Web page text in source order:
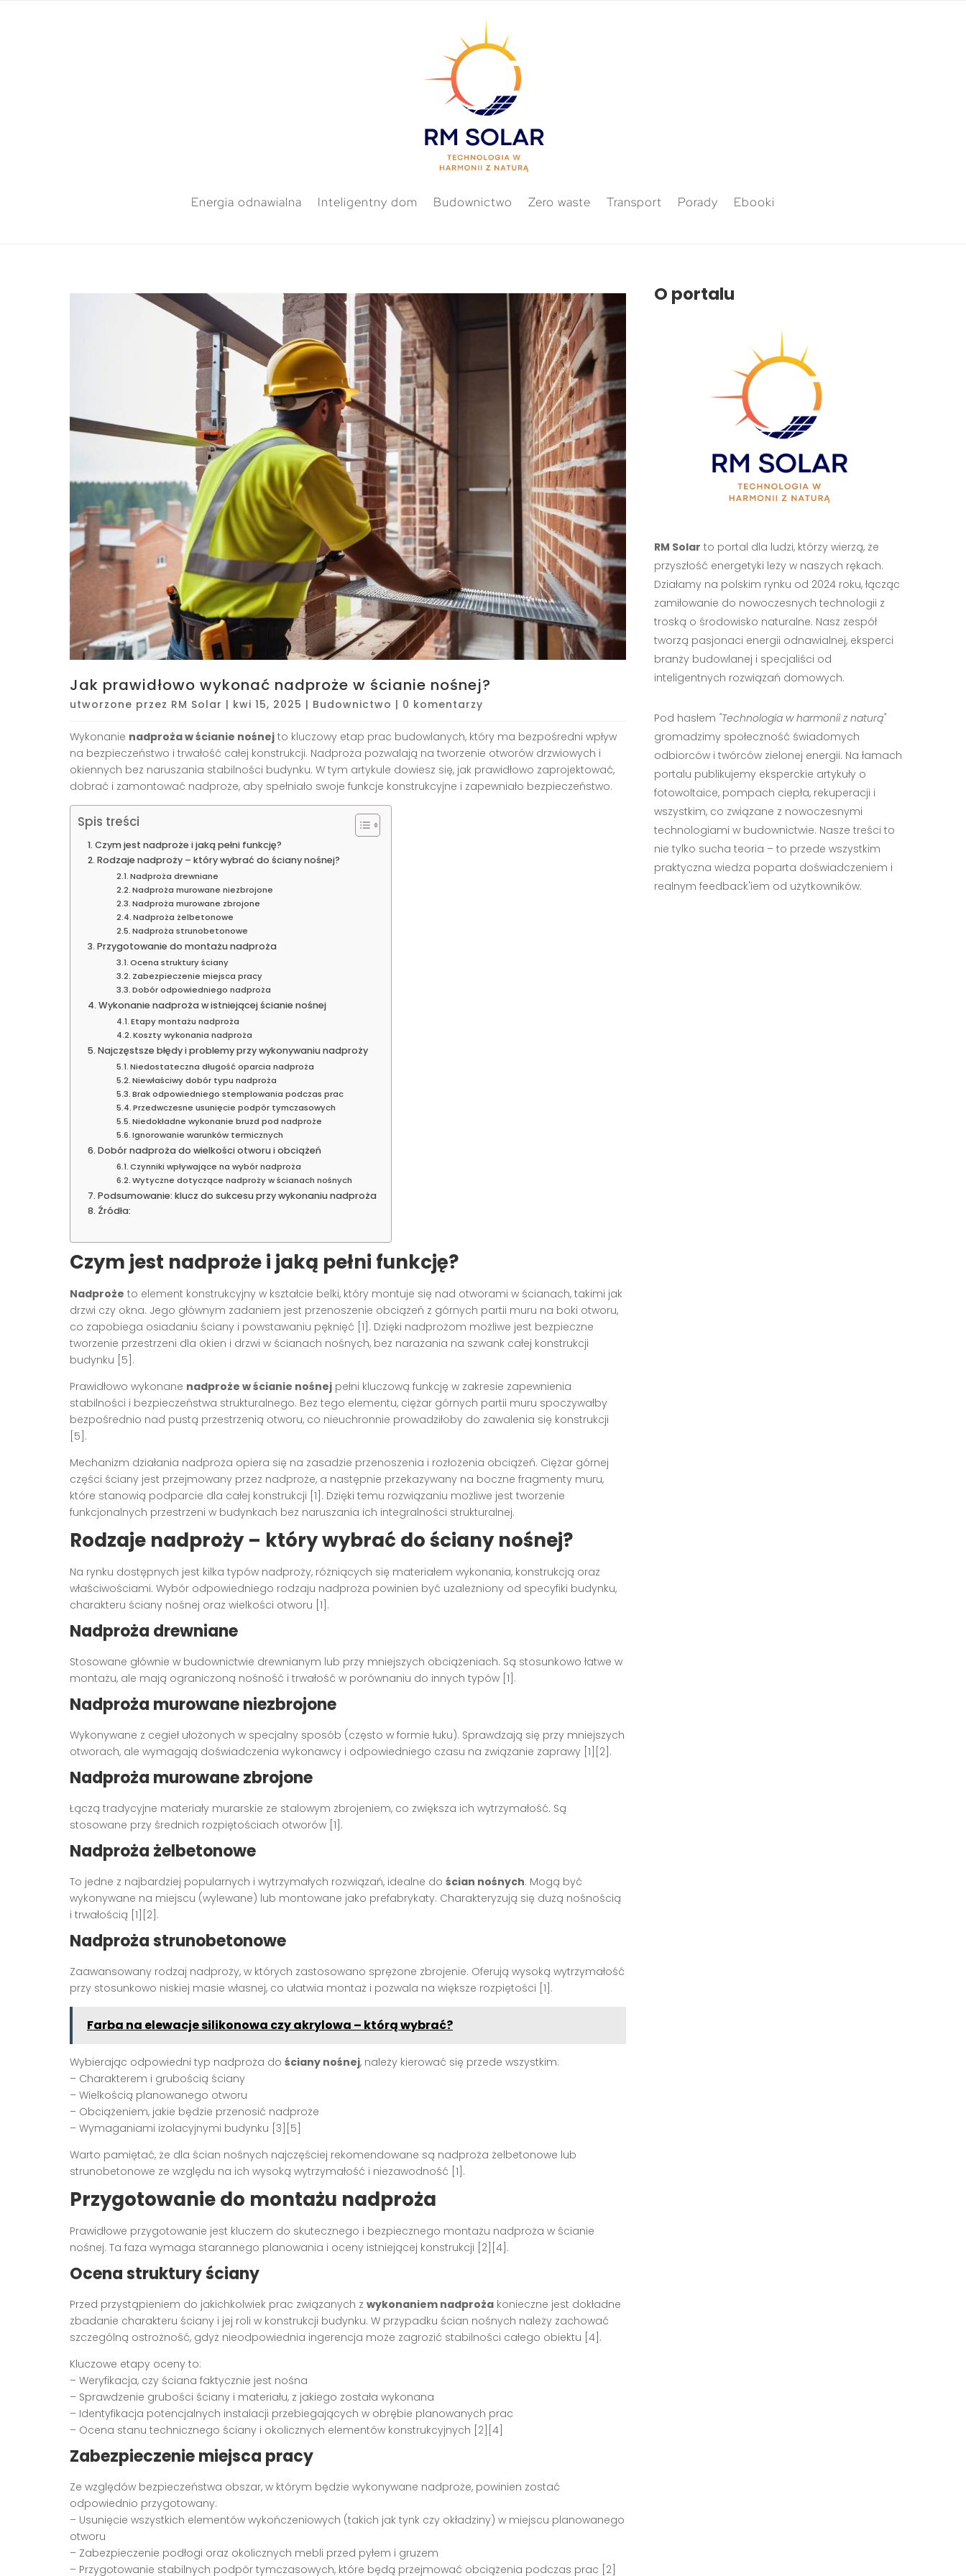
Energia odnawialna Inteligentny dom Budownictwo Zero waste Transport Porady Ebooki
Jak prawidłowo wykonać nadproże w ścianie nośnej?
utworzone przez RM Solar | kwi 15, 2025 | Budownictwo | 0 komentarzy
Wykonanie nadproża w ścianie nośnej to kluczowy etap prac budowlanych, który ma bezpośredni wpływ
na bezpieczeństwo i trwałość całej konstrukcji. Nadproża pozwalają na tworzenie otworów drzwiowych i
okiennych bez naruszania stabilności budynku. W tym artykule dowiesz się, jak prawidłowo zaprojektować,
dobrać i zamontować nadproże, aby spełniało swoje funkcje konstrukcyjne i zapewniało bezpieczeństwo.
Spis treści
Czym jest nadproże i jaką pełni funkcję?
Rodzaje nadproży – który wybrać do ściany nośnej?
Nadproża drewniane
Nadproża murowane niezbrojone
Nadproża murowane zbrojone
Nadproża żelbetonowe
Nadproża strunobetonowe
Przygotowanie do montażu nadproża
Ocena struktury ściany
Zabezpieczenie miejsca pracy
Dobór odpowiedniego nadproża
Wykonanie nadproża w istniejącej ścianie nośnej
Etapy montażu nadproża
Koszty wykonania nadproża
Najczęstsze błędy i problemy przy wykonywaniu nadproży
Niedostateczna długość oparcia nadproża
Niewłaściwy dobór typu nadproża
Brak odpowiedniego stemplowania podczas prac
Przedwczesne usunięcie podpór tymczasowych
Niedokładne wykonanie bruzd pod nadproże
Ignorowanie warunków termicznych
Dobór nadproża do wielkości otworu i obciążeń
Czynniki wpływające na wybór nadproża
Wytyczne dotyczące nadproży w ścianach nośnych
Podsumowanie: klucz do sukcesu przy wykonaniu nadproża
Źródła:
Czym jest nadproże i jaką pełni funkcję?
Nadproże to element konstrukcyjny w kształcie belki, który montuje się nad otworami w ścianach, takimi jak
drzwi czy okna. Jego głównym zadaniem jest przenoszenie obciążeń z górnych partii muru na boki otworu,
co zapobiega osiadaniu ściany i powstawaniu pęknięć [1]. Dzięki nadprożom możliwe jest bezpieczne
tworzenie przestrzeni dla okien i drzwi w ścianach nośnych, bez narażania na szwank całej konstrukcji
budynku [5].
Prawidłowo wykonane nadproże w ścianie nośnej pełni kluczową funkcję w zakresie zapewnienia
stabilności i bezpieczeństwa strukturalnego. Bez tego elementu, ciężar górnych partii muru spoczywałby
bezpośrednio nad pustą przestrzenią otworu, co nieuchronnie prowadziłoby do zawalenia się konstrukcji
[5].
Mechanizm działania nadproża opiera się na zasadzie przenoszenia i rozłożenia obciążeń. Ciężar górnej
części ściany jest przejmowany przez nadproże, a następnie przekazywany na boczne fragmenty muru,
które stanowią podparcie dla całej konstrukcji [1]. Dzięki temu rozwiązaniu możliwe jest tworzenie
funkcjonalnych przestrzeni w budynkach bez naruszania ich integralności strukturalnej.
Rodzaje nadproży – który wybrać do ściany nośnej?
Na rynku dostępnych jest kilka typów nadproży, różniących się materiałem wykonania, konstrukcją oraz
właściwościami. Wybór odpowiedniego rodzaju nadproża powinien być uzależniony od specyfiki budynku,
charakteru ściany nośnej oraz wielkości otworu [1].
Nadproża drewniane
Stosowane głównie w budownictwie drewnianym lub przy mniejszych obciążeniach. Są stosunkowo łatwe w
montażu, ale mają ograniczoną nośność i trwałość w porównaniu do innych typów [1].
Nadproża murowane niezbrojone
Wykonywane z cegieł ułożonych w specjalny sposób (często w formie łuku). Sprawdzają się przy mniejszych
otworach, ale wymagają doświadczenia wykonawcy i odpowiedniego czasu na związanie zaprawy [1][2].
Nadproża murowane zbrojone
Łączą tradycyjne materiały murarskie ze stalowym zbrojeniem, co zwiększa ich wytrzymałość. Są
stosowane przy średnich rozpiętościach otworów [1].
Nadproża żelbetonowe
To jedne z najbardziej popularnych i wytrzymałych rozwiązań, idealne do ścian nośnych. Mogą być
wykonywane na miejscu (wylewane) lub montowane jako prefabrykaty. Charakteryzują się dużą nośnością
i trwałością [1][2].
Nadproża strunobetonowe
Zaawansowany rodzaj nadproży, w których zastosowano sprężone zbrojenie. Oferują wysoką wytrzymałość
przy stosunkowo niskiej masie własnej, co ułatwia montaż i pozwala na większe rozpiętości [1].
Farba na elewacje silikonowa czy akrylowa – którą wybrać?
Wybierając odpowiedni typ nadproża do ściany nośnej, należy kierować się przede wszystkim:
– Charakterem i grubością ściany
– Wielkością planowanego otworu
– Obciążeniem, jakie będzie przenosić nadproże
– Wymaganiami izolacyjnymi budynku [3][5]
Warto pamiętać, że dla ścian nośnych najczęściej rekomendowane są nadproża żelbetonowe lub
strunobetonowe ze względu na ich wysoką wytrzymałość i niezawodność [1].
Przygotowanie do montażu nadproża
Prawidłowe przygotowanie jest kluczem do skutecznego i bezpiecznego montażu nadproża w ścianie
nośnej. Ta faza wymaga starannego planowania i oceny istniejącej konstrukcji [2][4].
Ocena struktury ściany
Przed przystąpieniem do jakichkolwiek prac związanych z wykonaniem nadproża konieczne jest dokładne
zbadanie charakteru ściany i jej roli w konstrukcji budynku. W przypadku ścian nośnych należy zachować
szczególną ostrożność, gdyż nieodpowiednia ingerencja może zagrozić stabilności całego obiektu [4].
Kluczowe etapy oceny to:
– Weryfikacja, czy ściana faktycznie jest nośna
– Sprawdzenie grubości ściany i materiału, z jakiego została wykonana
– Identyfikacja potencjalnych instalacji przebiegających w obrębie planowanych prac
– Ocena stanu technicznego ściany i okolicznych elementów konstrukcyjnych [2][4]
Zabezpieczenie miejsca pracy
Ze względów bezpieczeństwa obszar, w którym będzie wykonywane nadproże, powinien zostać
odpowiednio przygotowany:
– Usunięcie wszystkich elementów wykończeniowych (takich jak tynk czy okładziny) w miejscu planowanego
otworu
– Zabezpieczenie podłogi oraz okolicznych mebli przed pyłem i gruzem
– Przygotowanie stabilnych podpór tymczasowych, które będą przejmować obciążenia podczas prac [2]
O portalu
RM Solar to portal dla ludzi, którzy wierzą, że
przyszłość energetyki leży w naszych rękach.
Działamy na polskim rynku od 2024 roku, łącząc
zamiłowanie do nowoczesnych technologii z
troską o środowisko naturalne. Nasz zespół
tworzą pasjonaci energii odnawialnej, eksperci
branży budowlanej i specjaliści od
inteligentnych rozwiązań domowych.
Pod hasłem "Technologia w harmonii z naturą"
gromadzimy społeczność świadomych
odbiorców i twórców zielonej energii. Na łamach
portalu publikujemy eksperckie artykuły o
fotowoltaice, pompach ciepła, rekuperacji i
wszystkim, co związane z nowoczesnymi
technologiami w budownictwie. Nasze treści to
nie tylko sucha teoria – to przede wszystkim
praktyczna wiedza poparta doświadczeniem i
realnym feedback'iem od użytkowników.